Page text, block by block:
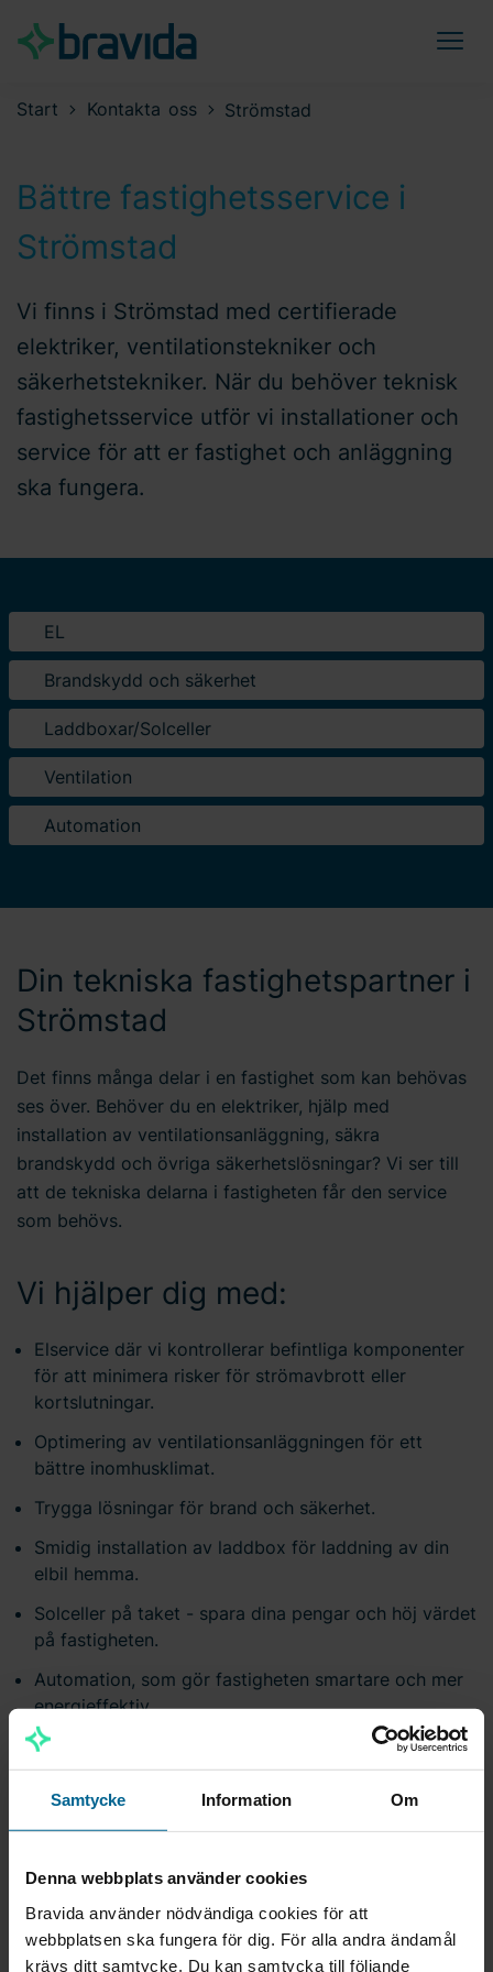
Samtycke Information Om
Denna webbplats använder cookies
Bravida använder nödvändiga cookies för att
webbplatsen ska fungera för dig. För alla andra ändamål
krävs ditt samtycke. Du kan samtycka till följande
Start Kontakta oss Strömstad
Bättre fastighetsservice i
Strömstad
Vi finns i Strömstad med certifierade
elektriker, ventilationstekniker och
säkerhetstekniker. När du behöver teknisk
fastighetsservice utför vi installationer och
service för att er fastighet och anläggning
ska fungera.
EL
Brandskydd och säkerhet
Laddboxar/Solceller
Ventilation
Automation
Din tekniska fastighetspartner i
Strömstad
Det finns många delar i en fastighet som kan behövas
ses över. Behöver du en elektriker, hjälp med
installation av ventilationsanläggning, säkra
brandskydd och övriga säkerhetslösningar? Vi ser till
att de tekniska delarna i fastigheten får den service
som behövs.
Vi hjälper dig med:
Elservice där vi kontrollerar befintliga komponenter
för att minimera risker för strömavbrott eller
kortslutningar.
Optimering av ventilationsanläggningen för ett
bättre inomhusklimat.
Trygga lösningar för brand och säkerhet.
Smidig installation av laddbox för laddning av din
elbil hemma.
Solceller på taket - spara dina pengar och höj värdet
på fastigheten.
Automation, som gör fastigheten smartare och mer
energieffektiv.